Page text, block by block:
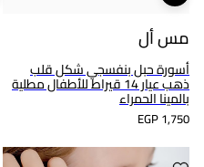
مس أل
أسورة حبل بنفسجي شكل قلب
ذهب عيار 14 قيراط للأطفال مطلية
بالمينا الحمراء
EGP 1,750